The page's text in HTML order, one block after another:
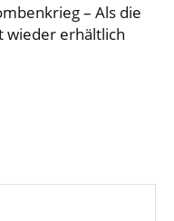
– Als die
wieder erhältlich